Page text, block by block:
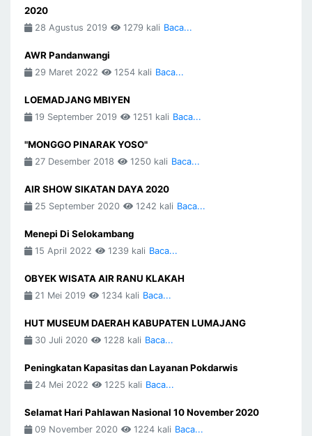
2020
28 Agustus 2019 1279 kali Baca...
AWR Pandanwangi
29 Maret 2022 1254 kali Baca...
LOEMADJANG MBIYEN
19 September 2019 1251 kali Baca...
"MONGGO PINARAK YOSO"
27 Desember 2018 1250 kali Baca...
AIR SHOW SIKATAN DAYA 2020
25 September 2020 1242 kali Baca...
Menepi Di Selokambang
15 April 2022 1239 kali Baca...
OBYEK WISATA AIR RANU KLAKAH
21 Mei 2019 1234 kali Baca...
HUT MUSEUM DAERAH KABUPATEN LUMAJANG
30 Juli 2020 1228 kali Baca...
Peningkatan Kapasitas dan Layanan Pokdarwis
24 Mei 2022 1225 kali Baca...
Selamat Hari Pahlawan Nasional 10 November 2020
09 November 2020 1224 kali Baca...